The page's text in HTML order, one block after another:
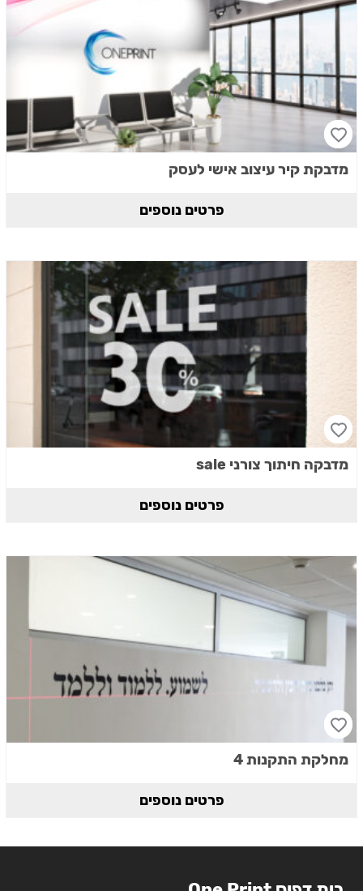
מדבקת קיר עיצוב אישי לעסק
פרטים נוספים
מדבקה חיתוך צורני sale
פרטים נוספים
מחלקת התקנות 4
פרטים נוספים